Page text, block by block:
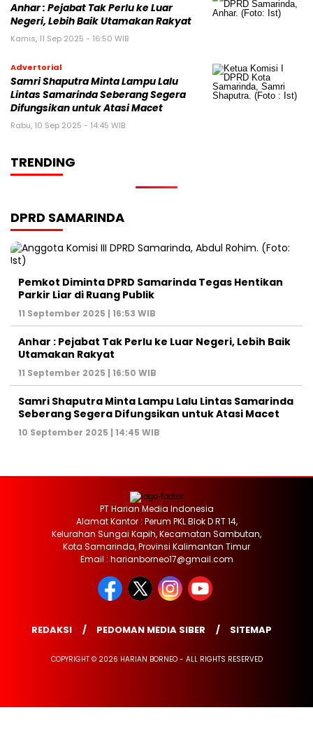
Anhar : Pejabat Tak Perlu ke Luar
Negeri, Lebih Baik Utamakan Rakyat
Kamis, 11 Sep 2025 - 16:50 WIB
Advertorial
Samri Shaputra Minta Lampu Lalu
Lintas Samarinda Seberang Segera
Difungsikan untuk Atasi Macet
Rabu, 10 Sep 2025 - 14:45 WIB
TRENDING
DPRD SAMARINDA
Pemkot Diminta DPRD Samarinda Tegas Hentikan
Parkir Liar di Ruang Publik
11 September 2025 | 16:53 WIB
Anhar : Pejabat Tak Perlu ke Luar Negeri, Lebih Baik
Utamakan Rakyat
11 September 2025 | 16:50 WIB
Samri Shaputra Minta Lampu Lalu Lintas Samarinda
Seberang Segera Difungsikan untuk Atasi Macet
10 September 2025 | 14:45 WIB
PT Harian Media Indonesia
Alamat Kantor : Perum PKL Blok D RT 14,
Kelurahan Sungai Kapih, Kecamatan Sambutan,
Kota Samarinda, Provinsi Kalimantan Timur
Email : harianborneo17@gmail.com
REDAKSI PEDOMAN MEDIA SIBER SITEMAP
COPYRIGHT © 2026 HARIAN BORNEO - ALL RIGHTS RESERVED